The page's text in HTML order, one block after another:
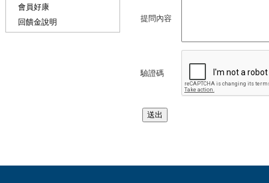
提問內容
驗證碼
會員好康
回饋金說明